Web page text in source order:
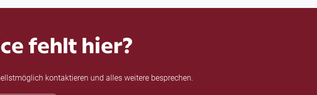
fehlt hier?
kontaktieren und alles weitere besprechen.